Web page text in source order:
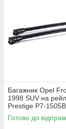
Багажник Opel
1998 SUV на
Prestige P7-1505B
Готово до